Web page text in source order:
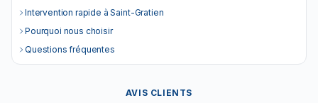
Intervention rapide à Saint-Gratien
Pourquoi nous choisir
Questions fréquentes
AVIS CLIENTS